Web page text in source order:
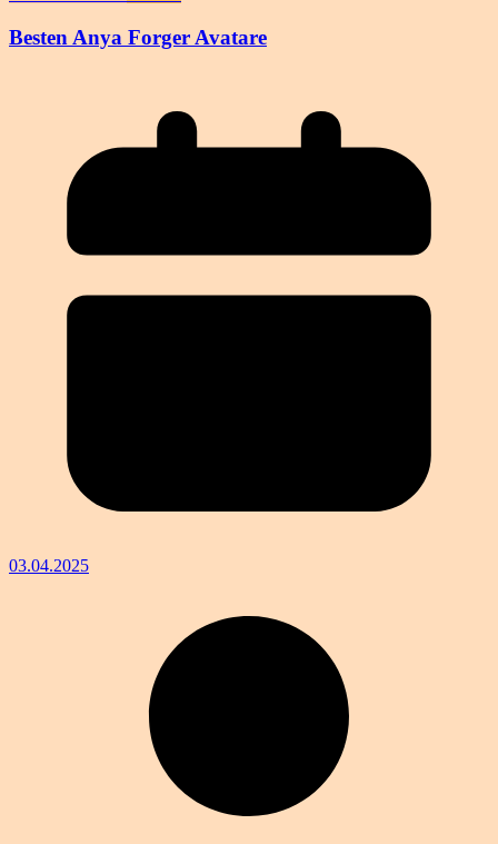
Besten Anya Forger Avatare
03.04.2025